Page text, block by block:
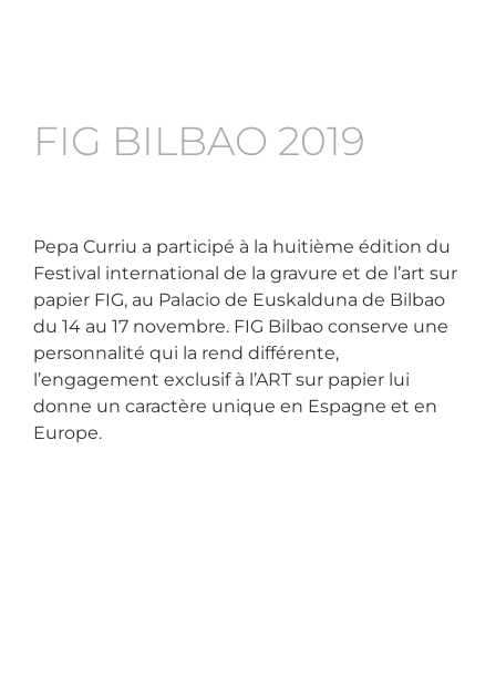
FIG BILBAO 2019
Pepa Curriu a participé à la huitième édition du
Festival international de la gravure et de l’art sur
papier FIG, au Palacio de Euskalduna de Bilbao
du 14 au 17 novembre. FIG Bilbao conserve une
personnalité qui la rend différente,
l’engagement exclusif à l’ART sur papier lui
donne un caractère unique en Espagne et en
Europe.